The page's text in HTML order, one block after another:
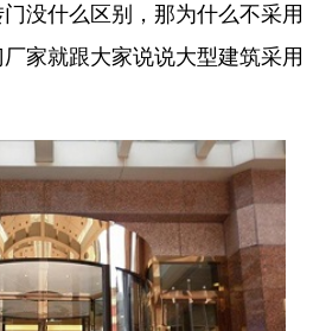
门没什么区别，那为什么不采用
家就跟大家说说大型建筑采用